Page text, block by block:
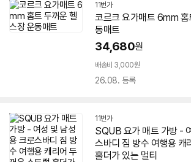
11번가
코르크 요가매트 6mm 홈
동매트
34,680원
배송비 3,000원
26.08. 등록
11번가
SQUB 요가 매트 가방 -
스바디 짐 방수 여행용 캐
홀더가 있는 멀티